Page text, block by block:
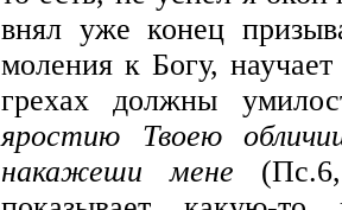
внял уже конец
моления к Богу,
грехах должны
яростию Твоею
накажеши мене